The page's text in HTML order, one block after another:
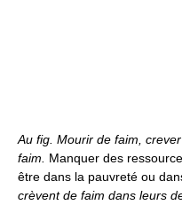
Au fig. Mourir de faim,
faim. Manquer des
être dans la pauvreté ou
crèvent de faim dans leurs